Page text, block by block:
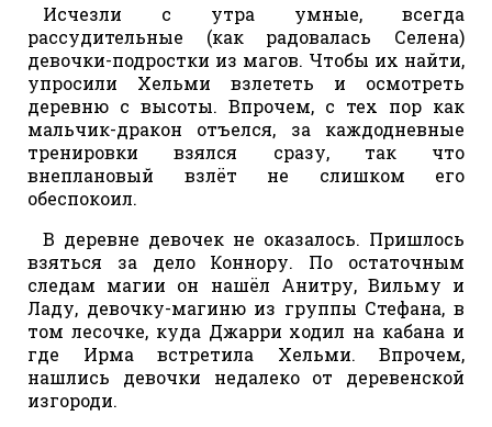
Исчезли с утра умные, всегда
рассудительные (как радовалась Селена)
девочки-подростки из магов. Чтобы их найти,
упросили Хельми взлететь и осмотреть
деревню с высоты. Впрочем, с тех пор как
мальчик-дракон отъелся, за каждодневные
тренировки взялся сразу, так что
внеплановый взлёт не слишком его
обеспокоил.
В деревне девочек не оказалось. Пришлось
взяться за дело Коннору. По остаточным
следам магии он нашёл Анитру, Вильму и
Ладу, девочку-магиню из группы Стефана, в
том лесочке, куда Джарри ходил на кабана и
где Ирма встретила Хельми. Впрочем,
нашлись девочки недалеко от деревенской
изгороди.